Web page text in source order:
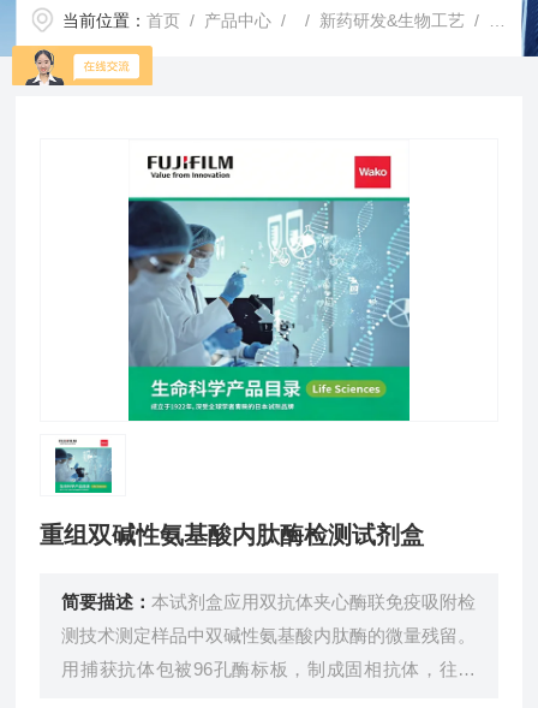
当前位置：首页 / 产品中心 / / 新药研发&生物工艺 / 重组双碱性氨基酸内肽酶检测试剂盒
重组双碱性氨基酸内肽酶检测试剂盒
简要描述：本试剂盒应用双抗体夹心酶联免疫吸附检
测技术测定样品中双碱性氨基酸内肽酶的微量残留。
用捕获抗体包被96孔酶标板，制成固相抗体，往酶